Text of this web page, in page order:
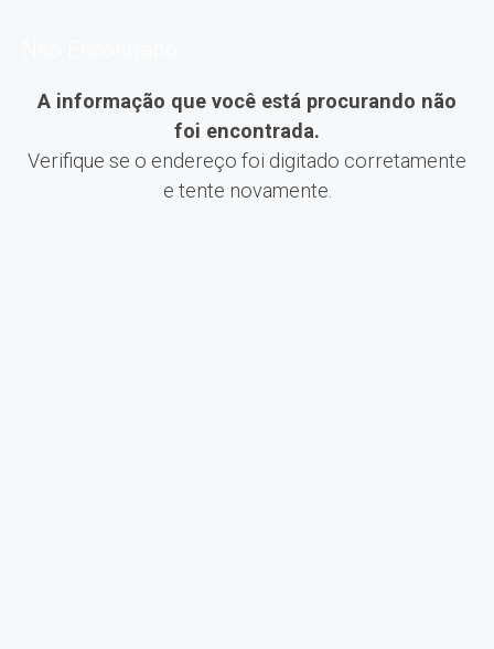
A informação que você está procurando não
foi encontrada.
Verifique se o endereço foi digitado corretamente
e tente novamente.